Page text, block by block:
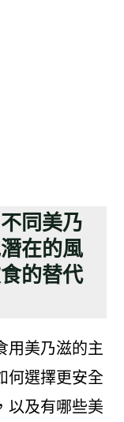
同美乃
在的風
的替代
用美乃滋的主
何選擇更安全
以及有哪些美